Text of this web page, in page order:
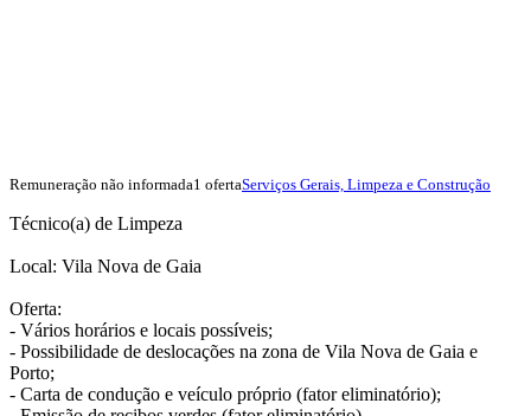
Remuneração não informada1 ofertaServiços Gerais, Limpeza e Construção
Técnico(a) de Limpeza
Local: Vila Nova de Gaia
Oferta:
- Vários horários e locais possíveis;
- Possibilidade de deslocações na zona de Vila Nova de Gaia e
Porto;
- Carta de condução e veículo próprio (fator eliminatório);